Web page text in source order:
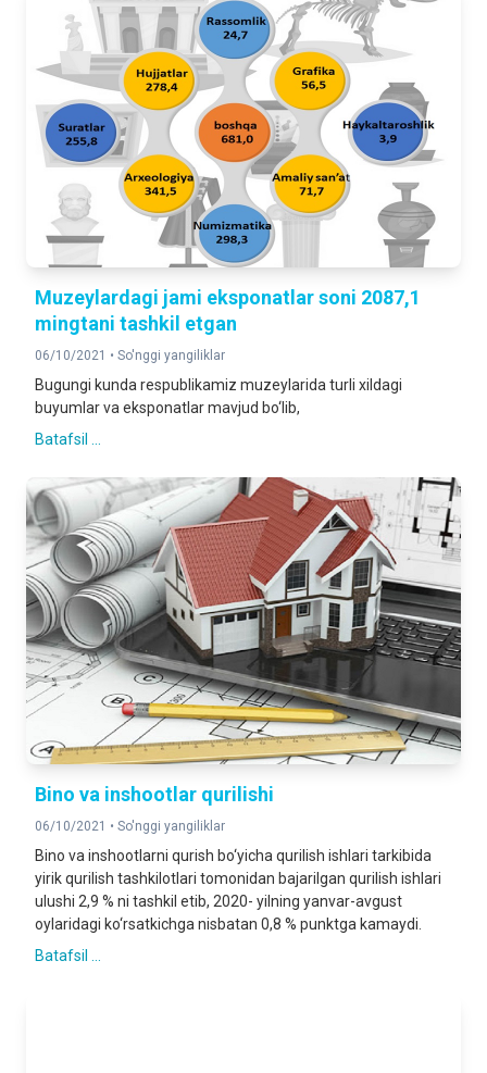
Muzeylardagi jami eksponatlar soni 2087,1
mingtani tashkil etgan
06/10/2021 • So'nggi yangiliklar
Bugungi kunda respublikamiz muzeylarida turli xildagi
buyumlar va eksponatlar mavjud bo‘lib,
Batafsil ...
Bino va inshootlar qurilishi
06/10/2021 • So'nggi yangiliklar
Bino va inshootlarni qurish bo‘yicha qurilish ishlari tarkibida
yirik qurilish tashkilotlari tomonidan bajarilgan qurilish ishlari
ulushi 2,9 % ni tashkil etib, 2020- yilning yanvar-avgust
oylaridagi ko‘rsatkichga nisbatan 0,8 % punktga kamaydi.
Batafsil ...